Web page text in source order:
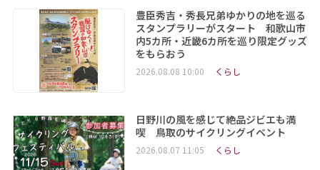
豊臣秀吉・秀長兄弟ゆかりの地を巡る
スタンプラリーがスタート 和歌山市
内5カ所・近畿6カ所を巡り限定グッズ
をもらおう
2026.08.08 10:00 くらし
日野川の風を感じて絶品ジビエも満
喫 鳥取のサイクリングイベント
2026.08.07 11:05 くらし